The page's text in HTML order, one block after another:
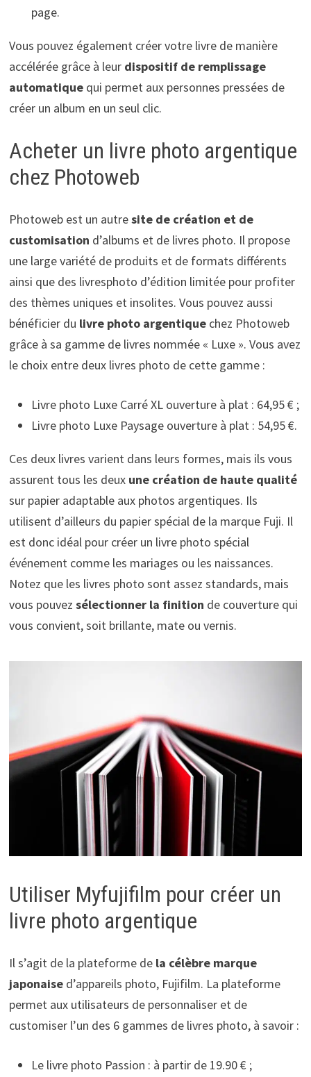
page.
Vous pouvez également créer votre livre de manière
accélérée grâce à leurdispositif de remplissage
automatiquequi permet aux personnes pressées de
créer un album en un seul clic.
Acheter un livre photo argentique
chez Photoweb
Photoweb est un autresite de création et de
customisation d’albums et de livres photo. Il propose
une large variété de produits et de formats différents
ainsi que des livresphoto d’édition limitée pour profiter
des thèmes uniques et insolites. Vous pouvez aussi
bénéficier du livre photo argentiquechez Photoweb
grâce à sa gamme de livres nommée « Luxe ». Vous avez
le choix entre deux livres photo de cette gamme :
Livre photo Luxe Carré XL ouverture à plat : 64,95 € ;
Livre photo Luxe Paysage ouverture à plat : 54,95 €.
Ces deux livres varient dans leurs formes, mais ils vous
assurent tous les deux une création de haute qualité
sur papier adaptable aux photos argentiques. Ils
utilisent d’ailleurs du papier spécial de la marque Fuji. Il
est donc idéal pour créer un livre photo spécial
événement comme les mariages ou les naissances.
Notez que les livres photo sont assez standards, mais
vous pouvez sélectionner la finition de couverture qui
vous convient, soit brillante, mate ou vernis.
Utiliser Myfujifilm pour créer un
livre photo argentique
Il s’agit de la plateforme de la célèbre marque
japonaised’appareils photo, Fujifilm. La plateforme
permet aux utilisateurs de personnaliser et de
customiser l’un des 6 gammes de livres photo, à savoir :
Le livre photo Passion : à partir de 19.90 € ;